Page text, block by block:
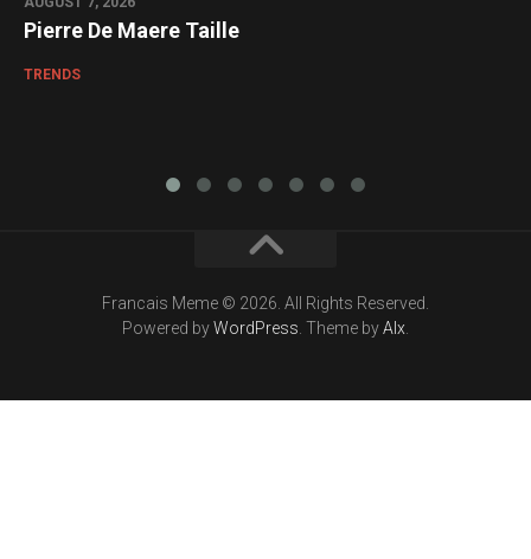
Pierre De Maere Taille
TRENDS
Francais Meme © 2026. All Rights Reserved.
Powered byWordPress . Theme byAlx